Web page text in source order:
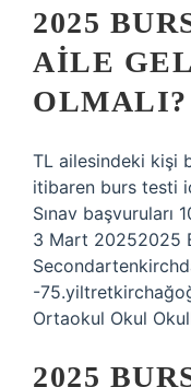
2025
AILE
OLMALI?
TL ailesindeki kişi
itibaren burs testi
Sınav başvuruları
3 Mart 20252025
-
Ortaokul Okul
2025